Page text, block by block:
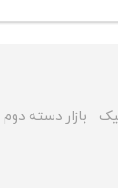
| بازار دسته دوم